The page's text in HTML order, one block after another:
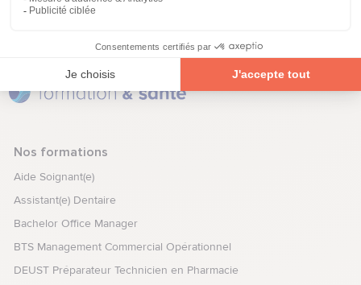
Nos formations
Aide Soignant(e)
Assistant(e) Dentaire
Bachelor Office Manager
BTS Management Commercial Opérationnel
DEUST Préparateur Technicien en Pharmacie